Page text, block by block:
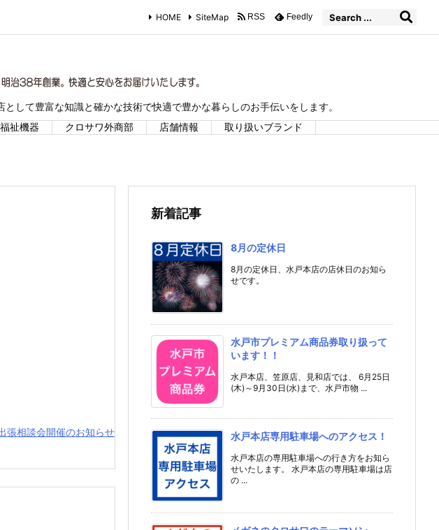
して豊富な知識と確かな技術で快適で豊かな暮らしのお手伝いをします。
福祉機器 クロサワ外商部 店舗情報 取り扱いブランド
HOME SiteMap RSS Feedly
相談会開催のお知らせ
新着記事
8月の定休日
8月の定休日、水戸本店の店休日のお知ら
せです。
水戸市プレミアム商品券取り扱って
います！！
水戸本店、笠原店、見和店では、 6月25日
(木)～9月30日(水)まで、水戸市物 ...
水戸本店専用駐車場へのアクセス！
水戸本店の専用駐車場への行き方をお知ら
せいたします。 水戸本店の専用駐車場は店
の ...